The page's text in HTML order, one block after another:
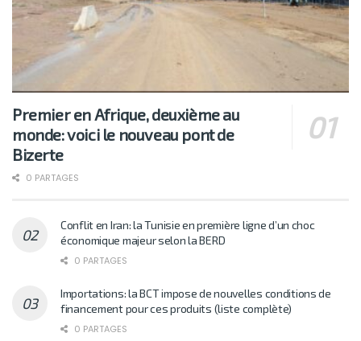
Premier en Afrique, deuxième au
monde: voici le nouveau pont de
Bizerte
0 PARTAGES
Conflit en Iran: la Tunisie en première ligne d’un choc
économique majeur selon la BERD
0 PARTAGES
Importations: la BCT impose de nouvelles conditions de
financement pour ces produits (liste complète)
0 PARTAGES